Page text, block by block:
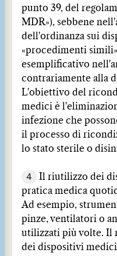
punto 39, del
MDR»), sebbene
dell'ordinanza sui
«procedimenti
esemplificativo
contrariamente alla
L'obiettivo del
medici è
infezione che
il processo di
lo stato sterile o
4
Il riutilizzo dei
pratica medica
Ad esempio,
pinze, ventilatori o
utilizzati più volte. Il
dei dispositivi